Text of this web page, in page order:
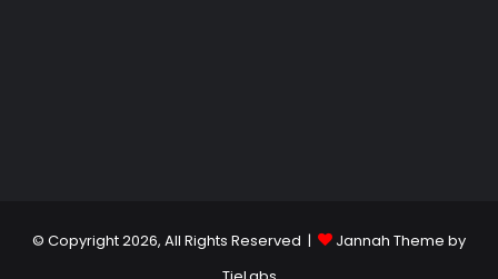
© Copyright 2026, All Rights Reserved |
Jannah Theme by